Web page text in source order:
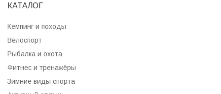
КАТАЛОГ
Кемпинг и походы
Велоспорт
Рыбалка и охота
Фитнес и тренажёры
Зимние виды спорта